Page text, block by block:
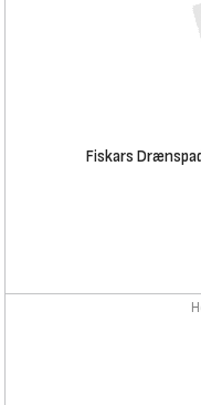
Fiskars